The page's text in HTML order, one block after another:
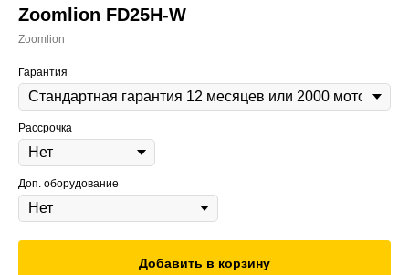
Zoomlion FD25H-W
Zoomlion
Гарантия
Рассрочка
Доп. оборудование
Добавить в корзину